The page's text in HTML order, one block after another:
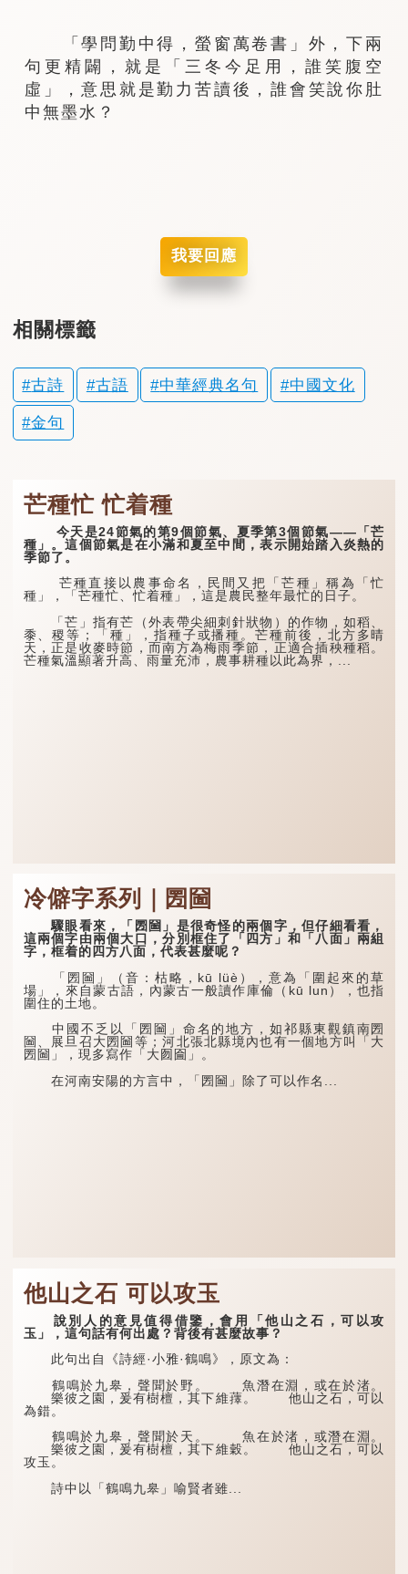
「學問勤中得，螢窗萬卷書」外，下兩
句更精闢，就是「三冬今足用，誰笑腹空
虛」，意思就是勤力苦讀後，誰會笑說你肚
中無墨水？
我要回應
相關標籤
古詩 古語 中華經典名句 中國文化
金句
芒種忙 忙着種
今天是24節氣的第9個節氣、夏季第3個節氣——「芒
種」。這個節氣是在小滿和夏至中間，表示開始踏入炎熱的
季節了。
芒種直接以農事命名，民間又把「芒種」稱為「忙
種」，「芒種忙、忙着種」，這是農民整年最忙的日子。
「芒」指有芒（外表帶尖細刺針狀物）的作物，如稻、
黍、稷等；「種」，指種子或播種。芒種前後，北方多晴
天，正是收麥時節，而南方為梅雨季節，正適合插秧種稻。
芒種氣溫顯著升高、雨量充沛，農事耕種以此為界，...
冷僻字系列｜圐圙
驟眼看來，「圐圙」是很奇怪的兩個字，但仔細看看，
這兩個字由兩個大口，分別框住了「四方」和「八面」兩組
字，框着的四方八面，代表甚麼呢？
「圐圙」（音：枯略，kū lüè），意為「圍起來的草
場」，來自蒙古語，內蒙古一般讀作庫倫（kū lun），也指
圍住的土地。
中國不乏以「圐圙」命名的地方，如祁縣東觀鎮南圐
圙、展旦召大圐圙等；河北張北縣境內也有一個地方叫「大
圐圙」，現多寫作「大囫圇」。
在河南安陽的方言中，「圐圙」除了可以作名...
他山之石 可以攻玉
說別人的意見值得借鑒，會用「他山之石，可以攻
玉」，這句話有何出處？背後有甚麼故事？
此句出自《詩經·小雅·鶴鳴》，原文為：
鶴鳴於九皋，聲聞於野。 魚潛在淵，或在於渚。
樂彼之園，爰有樹檀，其下維蘀。 他山之石，可以
為錯。
鶴鳴於九皋，聲聞於天。 魚在於渚，或潛在淵。
樂彼之園，爰有樹檀，其下維穀。 他山之石，可以
攻玉。
詩中以「鶴鳴九皋」喻賢者雖...